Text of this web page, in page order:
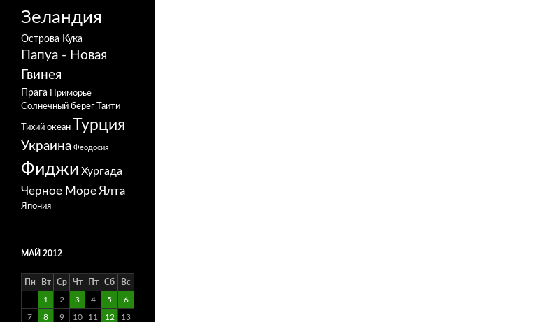
Зеландия
Острова Кука
Папуа - Новая
Гвинея
Прага
Приморье
Солнечный берег
Таити
Тихий океан Турция
Украина Феодосия
Фиджи Хургада
Черное МореЯлта
Япония
МАЙ 2012
Пн Вт Ср Чт Пт Сб Вс
1 2 3 4 5 6
7 8 9 10 11 12 13